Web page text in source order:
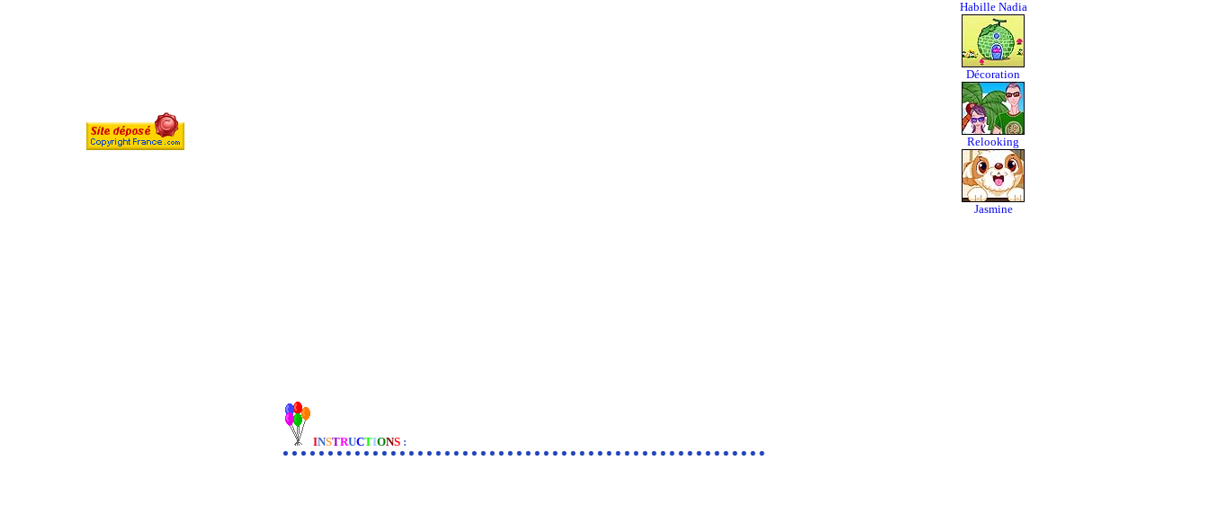
INSTRUCTIONS :
Habille Nadia
Décoration
Relooking
Jasmine